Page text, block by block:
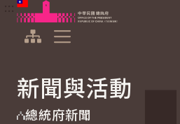
跳到主要內容
中華民國總統府
新聞與活動
總統府新聞